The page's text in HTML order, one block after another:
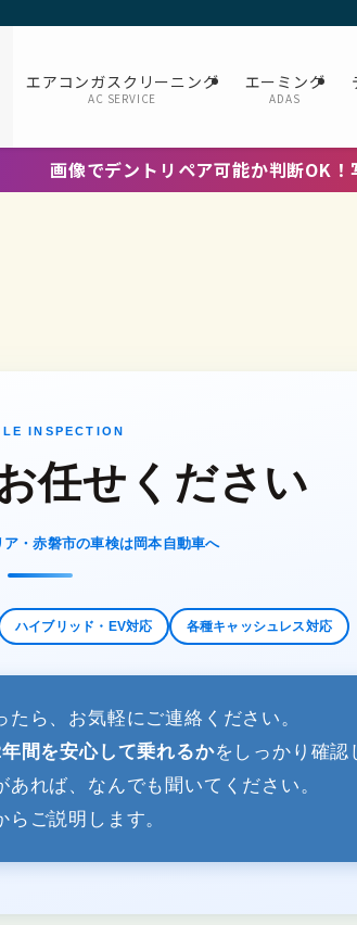
エアコンガスクリーニング
AC SERVICE
エーミング
ADAS
デントリペア可能か判断OK！写真or動画
INSPECTION
任せください
・赤磐市の車検は岡本自動車へ
ハイブリッド・EV対応 各種キャッシュレス対応
たら、お気軽にご連絡ください。
間を安心して乗れるかをしっかり確認
れば、なんでも聞いてください。
ご説明します。